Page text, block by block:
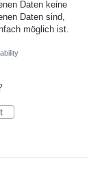
Daten keine
Daten sind,
möglich ist.